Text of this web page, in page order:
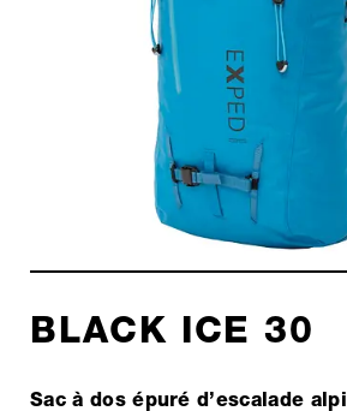
BLACK ICE 30
Sac à dos épuré d’escalade